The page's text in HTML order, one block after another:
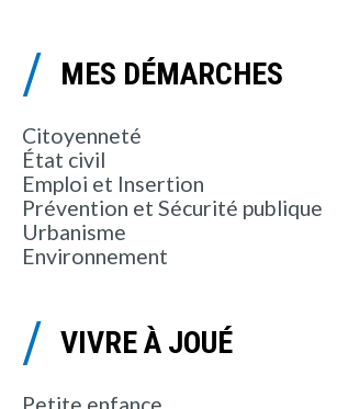
MES DÉMARCHES
Citoyenneté
État civil
Emploi et Insertion
Prévention et Sécurité publique
Urbanisme
Environnement
VIVRE À JOUÉ
Petite enfance